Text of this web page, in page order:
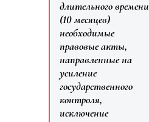
длительного времени
(10 месяцев)
необходимые
правовые акты,
направленные на
усиление
государственного
контроля,
исключение